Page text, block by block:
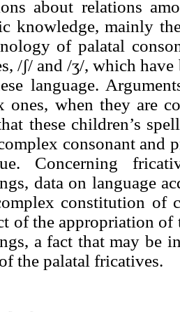
about relations
knowledge, mainly
of palatal
/ʃ/ and /ʒ/, which
language.
ones, when they are
these children’s
consonant and
Concerning
data on language
constitution of
of the appropriation
a fact that may be
the palatal fricatives.